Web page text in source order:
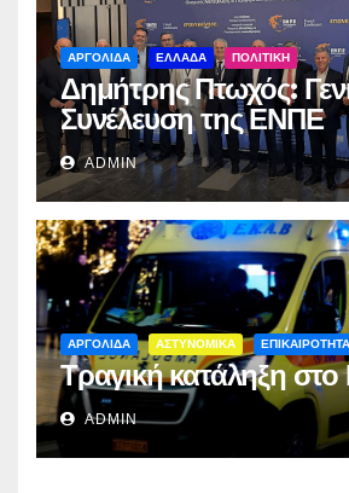
ΑΡΓΟΛΙΔΑ ΕΛΛΑΔΑ ΠΟΛΙΤΙΚΗ
Δημήτρης Πτωχός:
Συνέλευση της ΕΝΠΕ
ADMIN
ΑΡΓΟΛΙΔΑ ΑΣΤΥΝΟΜΙΚΑ ΕΠΙΚΑΙΡΟΤΗΤΑ
Τραγική κατάληξη
ADMIN